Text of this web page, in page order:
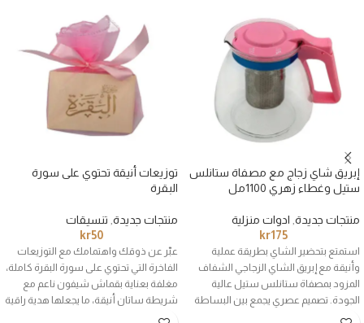
إبريق شاي زجاج مع مصفاة ستانلس
ستيل وغطاء زهري 1100مل
منتجات جديدة ادوات منزلية
kr175
استمتع بتحضير الشاي بطريقة عملية
وأنيقة مع إبريق الشاي الزجاجي الشفاف
المزود بمصفاة ستانلس ستيل عالية
الجودة. تصميم عصري يجمع بين البساطة
والمتانة ليمنحك تجربة شاي مثالية في كل
توزيعات أنيقة تحتوي على سورة
البقرة
منتجات جديدة تنسيقات
kr50
عبّر عن ذوقك واهتمامك مع التوزيعات
الفاخرة التي تحتوي على سورة البقرة كاملة،
مغلفة بعناية بقماش شيفون ناعم مع
شريطة ساتان أنيقة، ما يجعلها هدية راقية
تترك أثراً طيباً في النفس.